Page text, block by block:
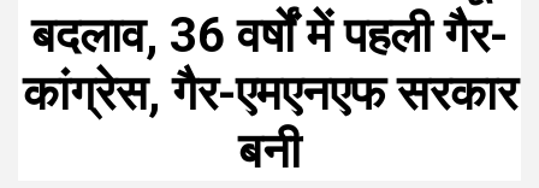
बदलाव, 36 वर्षों में पहली गैर-
कांग्रेस, गैर-एमएनएफ सरकार
बनी